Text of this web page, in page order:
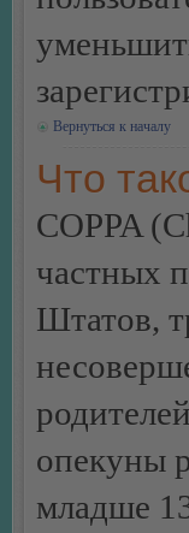
Вернуться к началу
Что
COPPA
частных
Штатов,
опекуны
младше